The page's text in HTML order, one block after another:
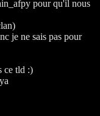
pour qu'il nous
je ne sais pas pour
ce tld :)